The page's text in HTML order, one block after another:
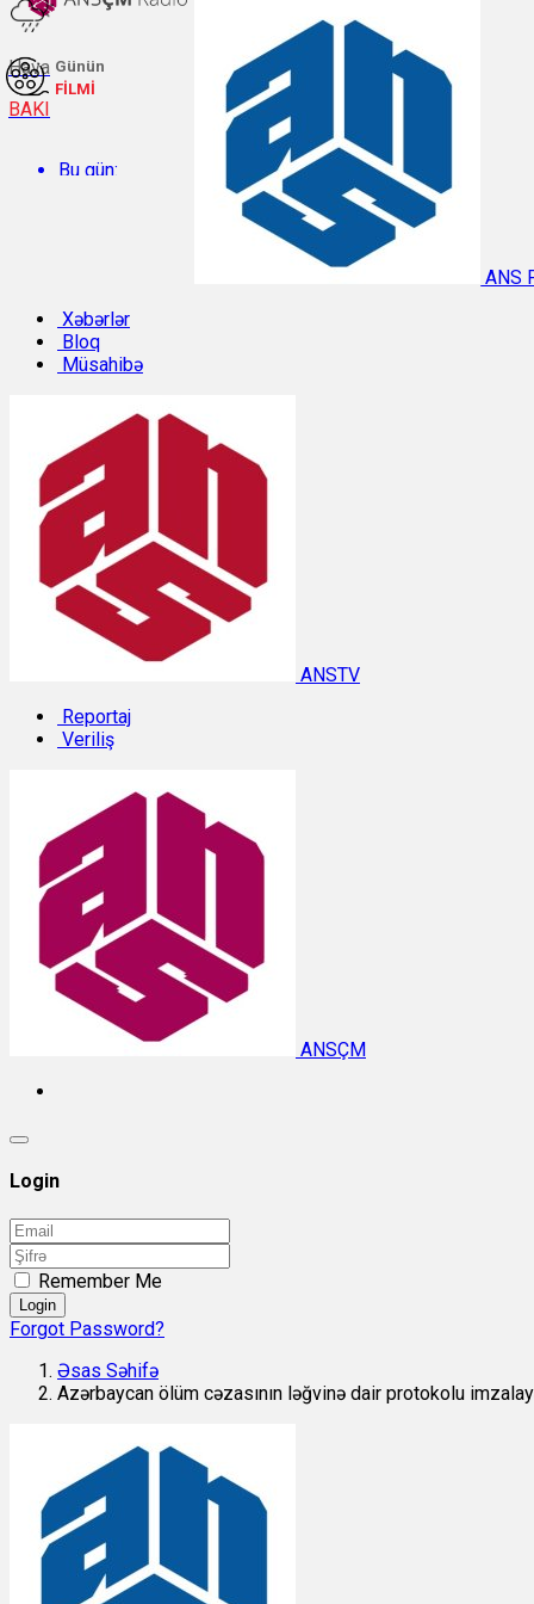
Hava
BAKI
Bu gün:
Temperatur: 29.3°C. Rütubət: 48%.
Sabah:
Günün
FİLMİ
ANS
Xəbərlər
Bloq
Müsahibə
ANSTV
Reportaj
Veriliş
ANSÇM
Login
Remember Me
Login
Forgot Password?
Əsas Səhifə
Azərbaycan ölüm cəzasının ləğvinə dair protokolu